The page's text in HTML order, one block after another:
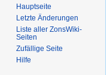
Hauptseite
Letzte Änderungen
Liste aller ZonsWiki-
Seiten
Zufällige Seite
Hilfe